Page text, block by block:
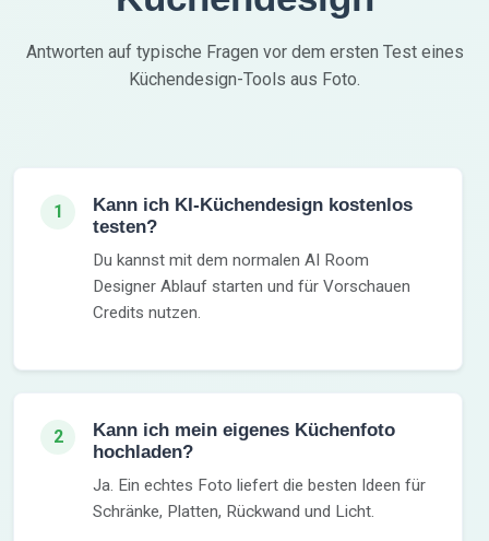
Antworten auf typische Fragen vor dem ersten Test eines
Küchendesign-Tools aus Foto.
1
Kann ich KI-Küchendesign kostenlos
testen?
Du kannst mit dem normalen AI Room
Designer Ablauf starten und für Vorschauen
Credits nutzen.
2
Kann ich mein eigenes Küchenfoto
hochladen?
Ja. Ein echtes Foto liefert die besten Ideen für
Schränke, Platten, Rückwand und Licht.